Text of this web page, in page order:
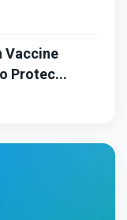
Vaccine
Protec...